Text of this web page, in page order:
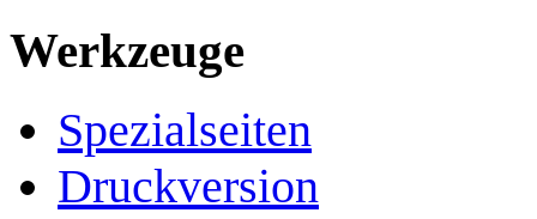
Werkzeuge
Spezialseiten
Druckversion